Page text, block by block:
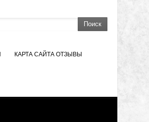
Поиск
КАРТА САЙТА ОТЗЫВЫ